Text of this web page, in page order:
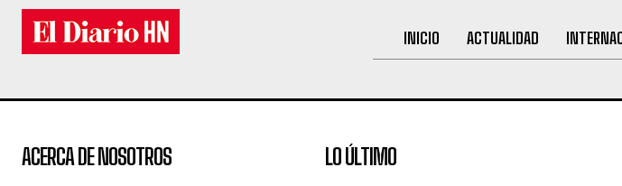
INICIO ACTUALIDAD
ACERCA DE NOSOTROS LO ÚLTIMO